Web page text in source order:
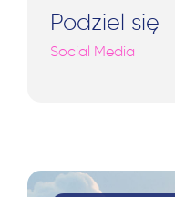
Podziel się
Social Media